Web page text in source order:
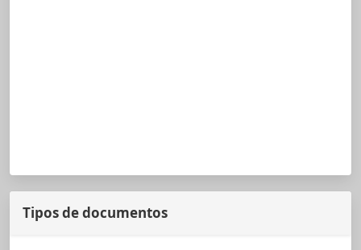
Tipos de documentos